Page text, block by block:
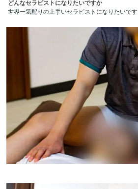
どんなセラピストになりたいですか
世界一気配りの上手いセラピストになりたいです